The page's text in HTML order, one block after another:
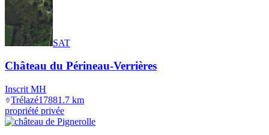
SAT
Château du Périneau-Verrières
Inscrit MH
Trélazé17881.7 km
propriété privée